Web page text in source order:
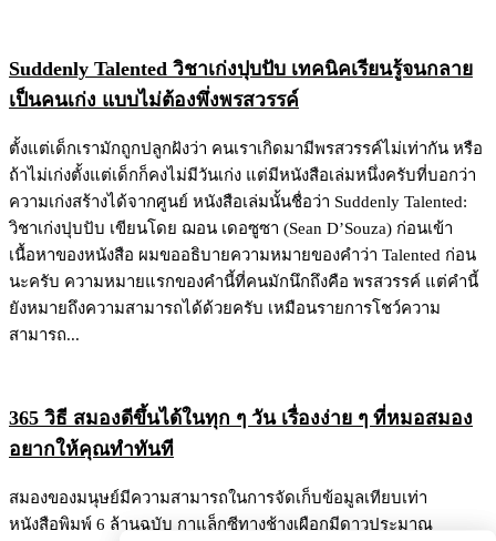
Suddenly Talented วิชาเก่งปุบปับ เทคนิคเรียนรู้จนกลาย
เป็นคนเก่ง แบบไม่ต้องพึ่งพรสวรรค์
ตั้งแต่เด็กเรามักถูกปลูกฝังว่า คนเราเกิดมามีพรสวรรค์ไม่เท่ากัน หรือ
ถ้าไม่เก่งตั้งแต่เด็กก็คงไม่มีวันเก่ง แต่มีหนังสือเล่มหนึ่งครับที่บอกว่า
ความเก่งสร้างได้จากศูนย์ หนังสือเล่มนั้นชื่อว่า Suddenly Talented:
วิชาเก่งปุบปับ เขียนโดย ฌอน เดอซูซา (Sean D’Souza) ก่อนเข้า
เนื้อหาของหนังสือ ผมขออธิบายความหมายของคำว่า Talented ก่อน
นะครับ ความหมายแรกของคำนี้ที่คนมักนึกถึงคือ พรสวรรค์ แต่คำนี้
ยังหมายถึงความสามารถได้ด้วยครับ เหมือนรายการโชว์ความ
สามารถ...
365 วิธี สมองดีขึ้นได้ในทุก ๆ วัน เรื่องง่าย ๆ ที่หมอสมอง
อยากให้คุณทำทันที
สมองของมนุษย์มีความสามารถในการจัดเก็บข้อมูลเทียบเท่า
หนังสือพิมพ์ 6 ล้านฉบับ กาแล็กซีทางช้างเผือกมีดาวประมาณ